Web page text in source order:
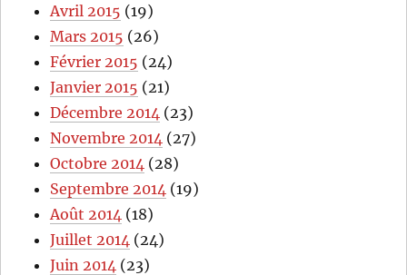
Avril 2015 (19)
Mars 2015 (26)
Février 2015 (24)
Janvier 2015 (21)
Décembre 2014 (23)
Novembre 2014 (27)
Octobre 2014 (28)
Septembre 2014 (19)
Août 2014 (18)
Juillet 2014 (24)
Juin 2014 (23)